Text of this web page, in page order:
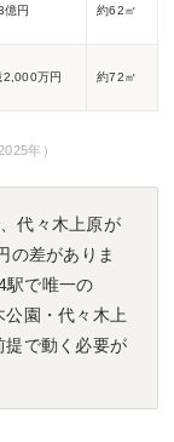
億円 約62㎡
2,000万円 約72㎡
年）
代々木上原が
の差がありま
駅で唯一の
公園・代々木上
提で動く必要が